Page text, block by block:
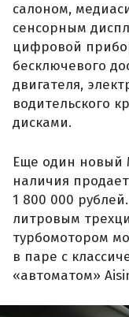
салоном,
сенсорным
цифровой
бесключевого
двигателя,
водительского
дисками.
Еще один новый
наличия
1 800 000
литровым
турбомотором
в паре с
«автоматом»